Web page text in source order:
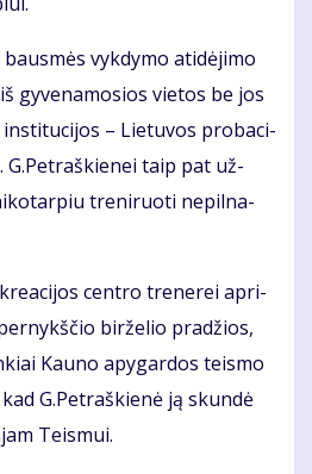
vyk­dy­mo ati­dė­ji­mo
gy­ve­na­mo­sios vie­tos be jos
– Lie­tu­vos pro­ba­ci­
taip pat už­
tre­ni­ruo­ti ne­pil­na­
cen­tro tre­ne­rei ap­ri­
bir­že­lio pra­džios,
Kau­no apy­gar­dos teis­mo
G.Pet­raš­kie­nė ją skun­dė
Teis­mui.